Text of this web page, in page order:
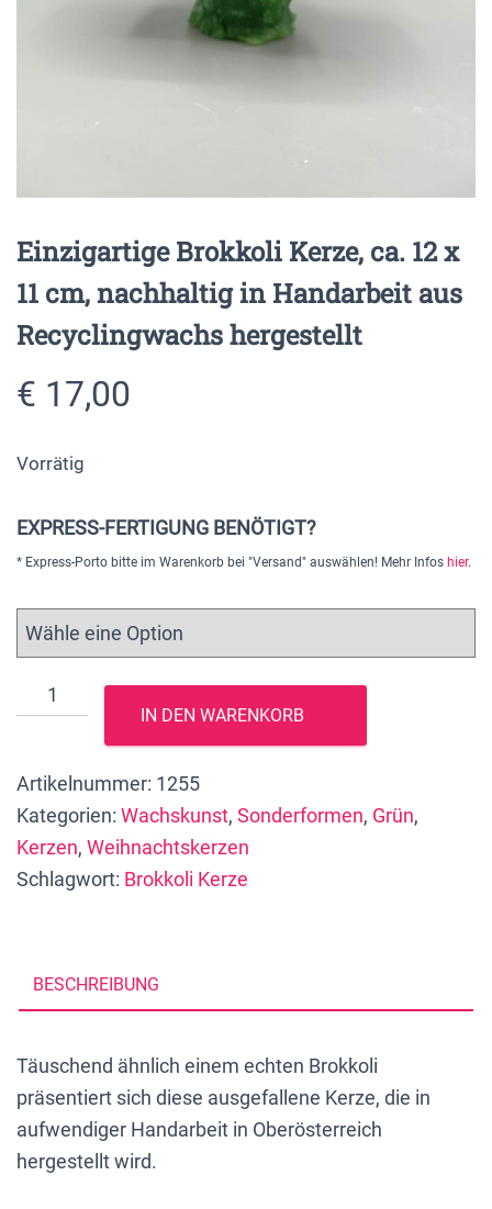
Einzigartige Brokkoli Kerze, ca. 12 x
11 cm, nachhaltig in Handarbeit aus
Recyclingwachs hergestellt
€ 17,00
Vorrätig
EXPRESS-FERTIGUNG BENÖTIGT?
* Express-Porto bitte im Warenkorb bei "Versand" auswählen! Mehr Infos hier.
Einzigartige
Brokkoli
ca.
12
x
11
Handarbeit
Recyclingwachs
hergestellt
Menge
IN DEN WARENKORB
Artikelnummer: 1255
Kategorien: Wachskunst, Sonderformen, Grün,
Kerzen, Weihnachtskerzen
Schlagwort: Brokkoli Kerze
BESCHREIBUNG
Täuschend ähnlich einem echten Brokkoli
präsentiert sich diese ausgefallene Kerze, die in
aufwendiger Handarbeit in Oberösterreich
hergestellt wird.